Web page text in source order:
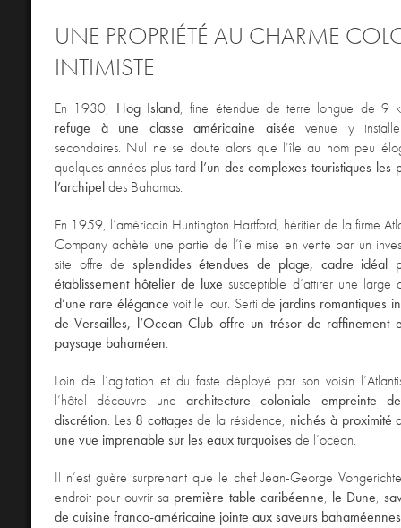
UNE PROPRIÉTÉ AU CHARME
INTIMISTE
En 1930, Hog Island, fine étendue de terre longue de 9
refuge à une classe américaine aisée venue y
secondaires. Nul ne se doute alors que l’île au nom peu
quelques années plus tard l’un des complexes touristiques les
l’archipeldes Bahamas.
En 1959, l’américain Huntington Hartford, héritier de la firme
Company achète une partie de l’île mise en vente par un
site offre de splendides étendues de plage, cadre idéal
établissement hôtelier de luxe susceptible d’attirer une
d’une rare élégance voit le jour. Serti de jardins romantiques
de Versailles, l’Ocean Club offre un trésor de
paysage bahaméen.
Loin de l’agitation et du faste déployé par son voisin
l’hôtel découvre unearchitecture coloniale empreinte
discrétion. Les 8 cottages de la résidence, nichés à proximité
une vue imprenable sur les eaux turquoises de l’océan.
Il n’est guère surprenant que le chef Jean-George
endroit pour ouvrir sa première table caribéenne, le Dune,
de cuisine franco-américaine jointe aux saveurs